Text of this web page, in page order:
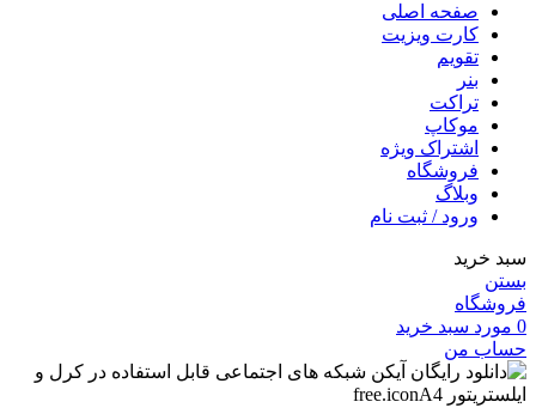
صفحه اصلی
کارت ویزیت
تقویم
بنر
تراکت
موکاپ
اشتراک ویژه
فروشگاه
وبلاگ
ورود / ثبت نام
سبد خرید
بستن
فروشگاه
0 مورد سبد خرید
حساب من